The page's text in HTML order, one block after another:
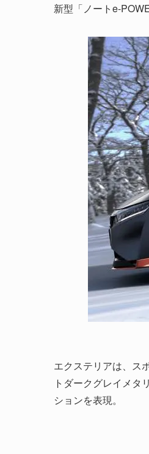
新型「ノートe-
エクステリアは、ス
トダークグレイメタ
ションを表現。